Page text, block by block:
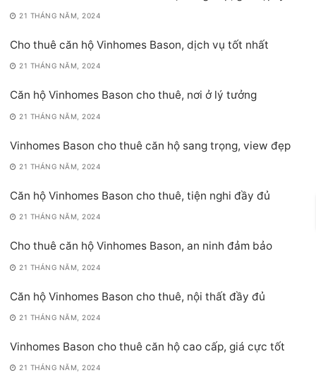
21 THÁNG NĂM, 2024
Cho thuê căn hộ Vinhomes Bason, dịch vụ tốt nhất
21 THÁNG NĂM, 2024
Căn hộ Vinhomes Bason cho thuê, nơi ở lý tưởng
21 THÁNG NĂM, 2024
Vinhomes Bason cho thuê căn hộ sang trọng, view đẹp
21 THÁNG NĂM, 2024
Căn hộ Vinhomes Bason cho thuê, tiện nghi đầy đủ
21 THÁNG NĂM, 2024
Cho thuê căn hộ Vinhomes Bason, an ninh đảm bảo
21 THÁNG NĂM, 2024
Căn hộ Vinhomes Bason cho thuê, nội thất đầy đủ
21 THÁNG NĂM, 2024
Vinhomes Bason cho thuê căn hộ cao cấp, giá cực tốt
21 THÁNG NĂM, 2024